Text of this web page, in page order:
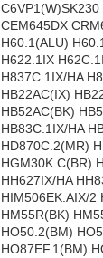
CEM645DX
H60.1(ALU)
H622.1IX
H837C.1IX/HA
HB22AC(IX)
HB52AC(BK)
HB83C.1IX/HA
HD870C.2(MR)
HGM30K.C(BR)
HH627IX/HA
HIM506EK.AIX/2
HM55R(BK)
HO50.2(BM)
HO87EF.1(BM)